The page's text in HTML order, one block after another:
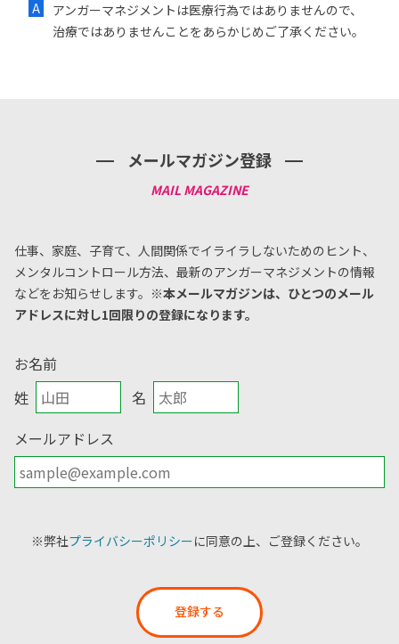
アンガーマネジメントは医療行為ではありませんので、
治療ではありませんことをあらかじめご了承ください。
メールマガジン登録
仕事、家庭、子育て、人間関係でイライラしないためのヒント、
メンタルコントロール方法、 最新のアンガーマネジメントの情報
などをお知らせします。 ※本メールマガジンは、ひとつのメール
アドレスに対し1回限りの登録になります。
お名前
姓
名
メールアドレス
※弊社プライバシーポリシーに同意の上、ご登録ください。
登録する